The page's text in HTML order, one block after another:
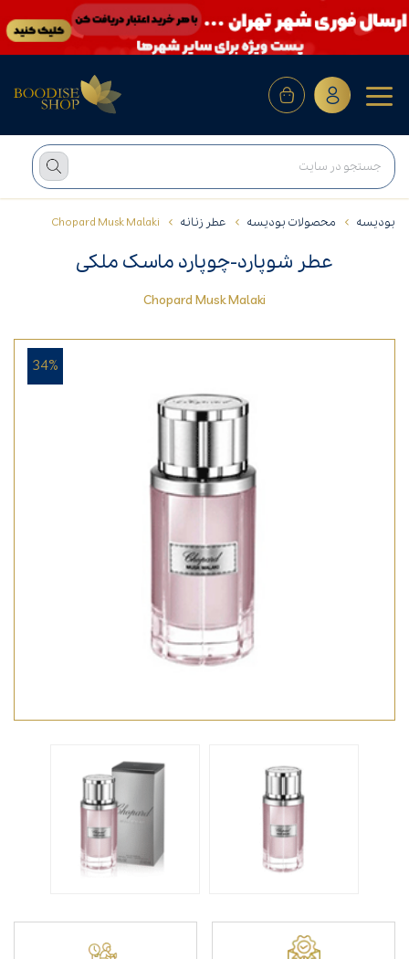
بودیسه محصولات بودیسه عطر زنانه Chopard Musk Malaki
عطر شوپارد-چوپارد ماسک ملکی
Chopard Musk Malaki
34%